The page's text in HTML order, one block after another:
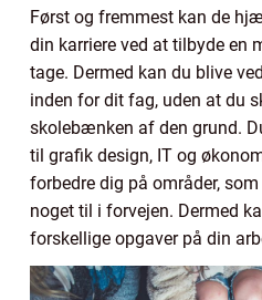
Først og fremmest kan de
din karriere ved at tilbyde en
tage. Dermed kan du blive
inden for dit fag, uden at du
skolebænken af den grund.
til grafik design, IT og
forbedre dig på områder,
noget til i forvejen. Dermed
forskellige opgaver på din